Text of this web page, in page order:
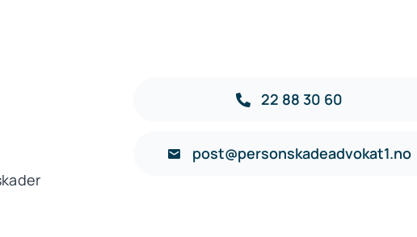
22 88 30 60
post@personskadeadvokat1.no